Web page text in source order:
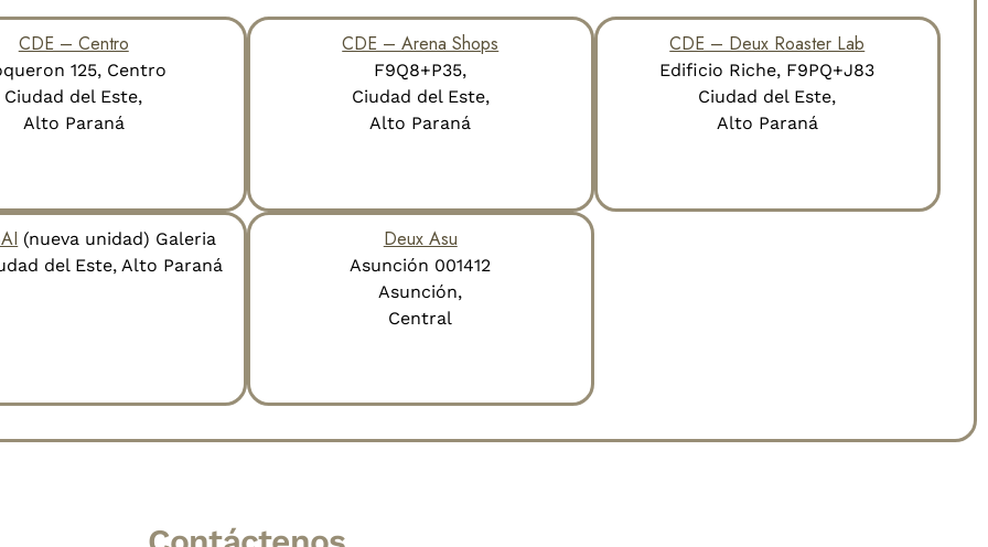
CDE – Centro
125, Centro
Ciudad del Este,
Alto Paraná
CDE – Arena Shops
F9Q8+P35,
Ciudad del Este,
Alto Paraná
CDE – Deux Roaster Lab
Edificio Riche, F9PQ+J83
Ciudad del Este,
Alto Paraná
(nueva unidad) Galeria
del Este, Alto Paraná
⁠Deux Asu
⁠Asunción 001412
Asunción,
Central